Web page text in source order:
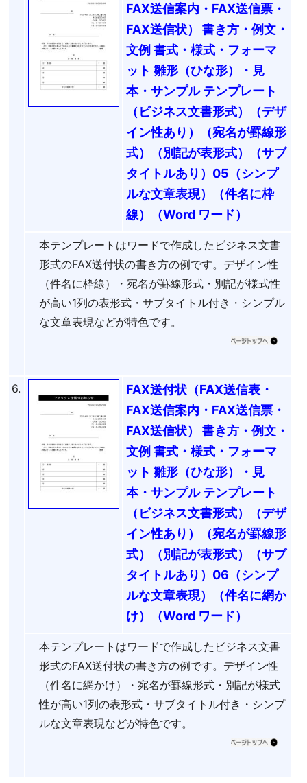
FAX送信案内・FAX送信票・
FAX送信状） 書き方・例文・
文例 書式・様式・フォーマ
ット 雛形（ひな形）・見
本・サンプル テンプレート
（ビジネス文書形式）（デザ
イン性あり）（宛名が罫線形
式）（別記が表形式）（サブ
タイトルあり）05（シンプ
ルな文章表現）（件名に枠
線）（Word ワード）
本テンプレートはワードで作成したビジネス文書
形式のFAX送付状の書き方の例です。デザイン性
（件名に枠線）・宛名が罫線形式・別記が様式性
が高い1列の表形式・サブタイトル付き・シンプル
な文章表現などが特色です。
6.
FAX送付状（FAX送信表・
FAX送信案内・FAX送信票・
FAX送信状） 書き方・例文・
文例 書式・様式・フォーマ
ット 雛形（ひな形）・見
本・サンプル テンプレート
（ビジネス文書形式）（デザ
イン性あり）（宛名が罫線形
式）（別記が表形式）（サブ
タイトルあり）06（シンプ
ルな文章表現）（件名に網か
け）（Word ワード）
本テンプレートはワードで作成したビジネス文書
形式のFAX送付状の書き方の例です。デザイン性
（件名に網かけ）・宛名が罫線形式・別記が様式
性が高い1列の表形式・サブタイトル付き・シンプ
ルな文章表現などが特色です。